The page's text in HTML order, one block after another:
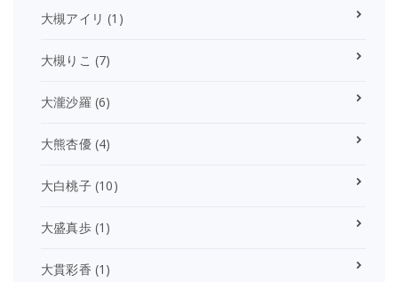
大槻アイリ (1)
大槻りこ (7)
大瀧沙羅 (6)
大熊杏優(4)
大白桃子(10)
大盛真歩(1)
大貫彩香 (1)